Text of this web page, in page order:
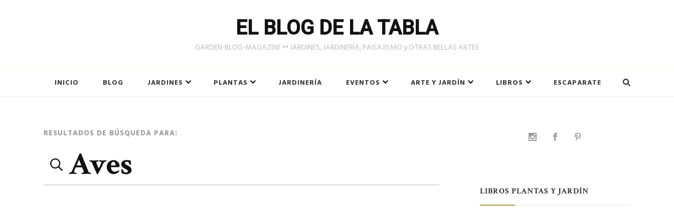
EL BLOG DE LA TABLA
GARDEN-BLOG-MAGAZINE •• JARDINES, JARDINERÍA, PAISAJISMO y OTRAS BELLAS ARTES
INICIO BLOG JARDINES PLANTAS JARDINERÍA EVENTOS ARTE Y JARDÍN LIBROS ESCAPARATE
Página
de
RESULTADOS DE BÚSQUEDA PARA:
Buscar:
LIBROS PLANTAS Y JARDÍN